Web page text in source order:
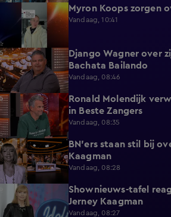
Myron Koops zorgen
Vandaag, 10:41
2:28
Django Wagner over
Bachata Bailando
Vandaag, 08:46
0:39
Ronald Molendijk
in Beste Zangers
Vandaag, 08:35
3:44
BN'ers staan stil bij
Kaagman
Vandaag, 08:28
5:12
Shownieuws-tafel
Jerney Kaagman
Vandaag, 08:27